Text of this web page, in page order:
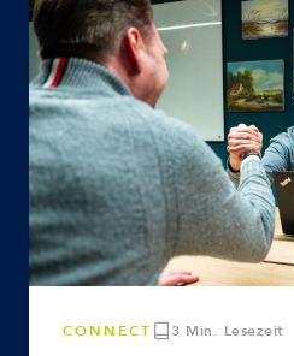
CONNECT 3 Min. Lesezeit